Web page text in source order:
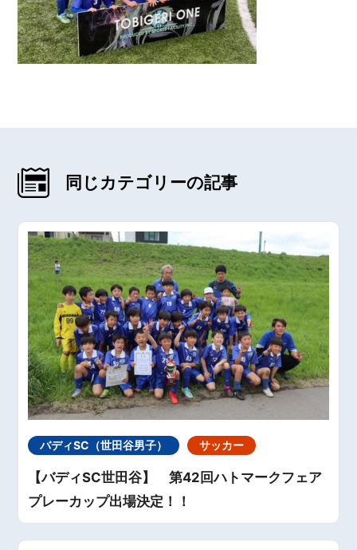
同じカテゴリーの記事
バディSC（世田谷男子） サッカー
【バディSC世田谷】 第42回ハトマークフェア
プレーカップ出場決定！！